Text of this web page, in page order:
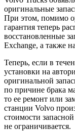
оригинальные
При этом, помимо
гарантия теперь
восстановленные
Exchange, а также
Теперь, если в
установки на
оригинальной
по причине брака
то ее ремонт или
станции Volvo
стоимости
не ограничивается.